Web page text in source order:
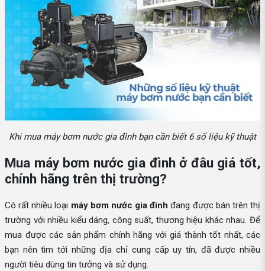
Khi mua máy bơm nước gia đình bạn cần biết 6 số liệu kỹ thuật
Mua máy bơm nước gia đình ở đâu giá tốt,
chính hãng trên thị trường?
Có rất nhiều loại máy bơm nước gia đình đang được bán trên thị
trường với nhiều kiểu dáng, công suất, thương hiệu khác nhau. Để
mua được các sản phẩm chính hãng với giá thành tốt nhất, các
bạn nên tìm tới những địa chỉ cung cấp uy tín, đã được nhiều
người tiêu dùng tin tưởng và sử dụng.